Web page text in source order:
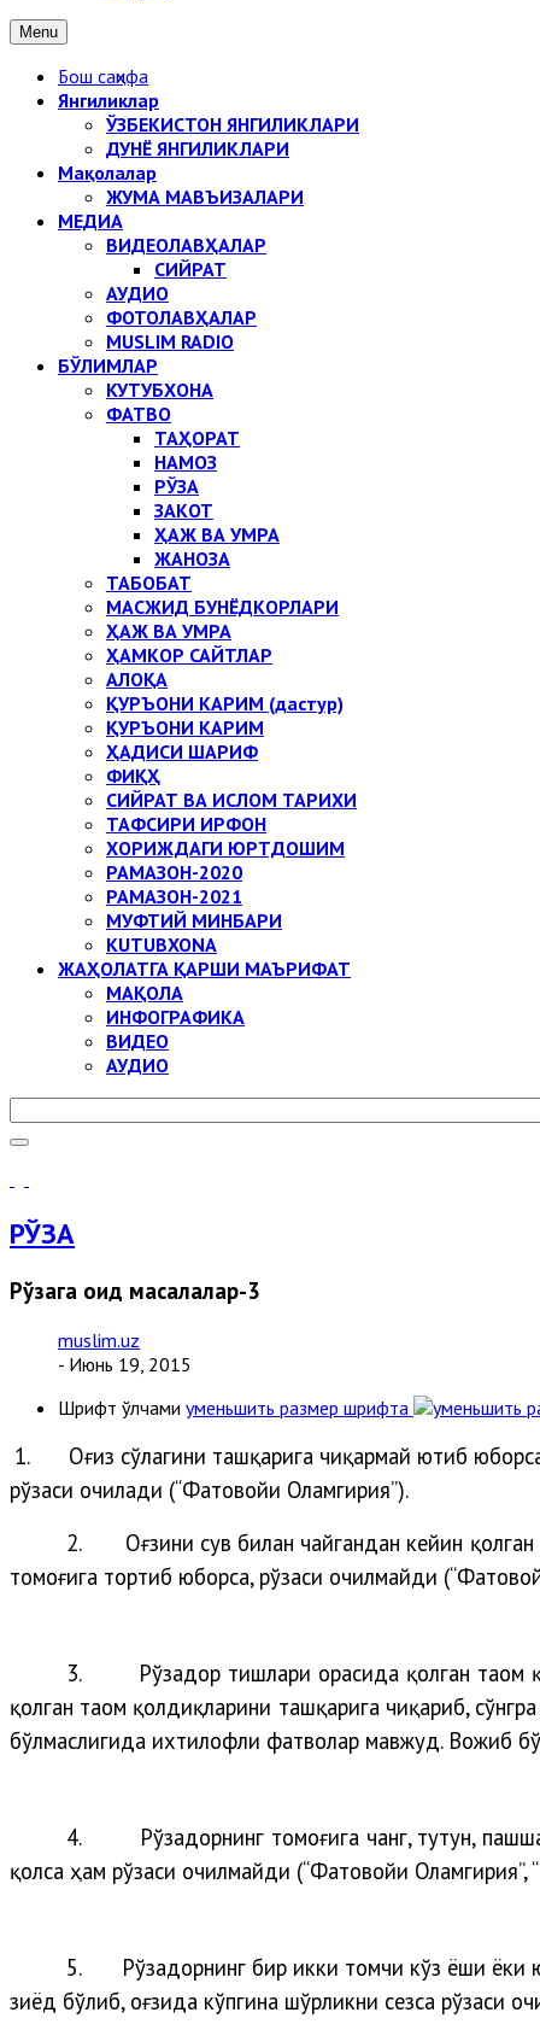
Menu
Бош саҳифа
Янгиликлар
ЎЗБЕКИСТОН ЯНГИЛИКЛАРИ
ДУНЁ ЯНГИЛИКЛАРИ
Мақолалар
ЖУМА МАВЪИЗАЛАРИ
МЕДИА
ВИДЕОЛАВҲАЛАР
СИЙРАТ
АУДИО
ФОТОЛАВҲАЛАР
MUSLIM RADIO
БЎЛИМЛАР
КУТУБХОНА
ФАТВО
ТАҲОРАТ
НАМОЗ
РЎЗА
ЗАКОТ
ҲАЖ ВА УМРА
ЖАНОЗА
ТАБОБАТ
МАСЖИД БУНЁДКОРЛАРИ
ҲАЖ ВА УМРА
ҲАМКОР САЙТЛАР
АЛОҚА
ҚУРЪОНИ КАРИМ (дастур)
ҚУРЪОНИ КАРИМ
ҲАДИСИ ШАРИФ
ФИҚҲ
СИЙРАТ ВА ИСЛОМ ТАРИХИ
ТАФСИРИ ИРФОН
ХОРИЖДАГИ ЮРТДОШИМ
РАМАЗОН-2020
РАМАЗОН-2021
МУФТИЙ МИНБАРИ
KUTUBXONA
ЖАҲОЛАТГА ҚАРШИ МАЪРИФАТ
МАҚОЛА
ИНФОГРАФИКА
ВИДЕО
АУДИО
РЎЗА
Рўзага оид масалалар-3
muslim.uz
- Июнь 19, 2015
Шрифт ўлчами уменьшить размер шрифта
1.
Оғиз сўлагини ташқарига чиқармай ютиб
рўзаси очилади (“Фатовойи Оламгирия”).
2.
Оғзини сув билан чайгандан кейин
томоғига тортиб юборса, рўзаси очилмайди
3.
Рўзадор тишлари орасида қолган таом
қолган таом қолдиқларини ташқарига чиқариб,
бўлмаслигида ихтилофли фатволар мавжуд. Вожиб
4.
Рўзадорнинг томоғига чанг, тутун,
қолса ҳам рўзаси очилмайди (“Фатовойи Оламгирия”,
5.
Рўзадорнинг бир икки томчи кўз ёши
зиёд бўлиб, оғзида кўпгина шўрликни сезса рўзаси